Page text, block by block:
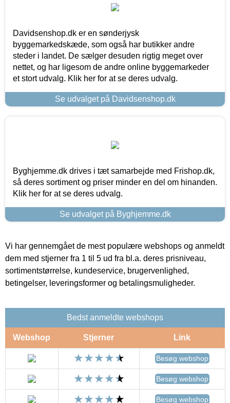
Davidsenshop.dk er en sønderjysk
byggemarkedskæde, som også har butikker andre
steder i landet. De sælger desuden rigtig meget over
nettet, og har ligesom de andre online byggemarkeder
et stort udvalg. Klik her for at se deres udvalg.
Se udvalget på Davidsenshop.dk
Byghjemme.dk drives i tæt samarbejde med Frishop.dk,
så deres sortiment og priser minder en del om hinanden.
Klik her for at se deres udvalg.
Se udvalget på Byghjemme.dk
Vi har gennemgået de mest populære webshops og anmeldt
dem med stjerner fra 1 til 5 ud fra bl.a. deres prisniveau,
sortimentstørrelse, kundeservice, brugervenlighed,
betingelser, leveringsformer og betalingsmuligheder.
Bedst anmeldte webshops
Webshop Stjerner Link
Besøg webshop
Besøg webshop
Besøg webshop